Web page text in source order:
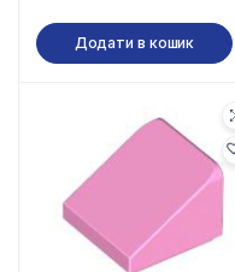
Додати в кошик